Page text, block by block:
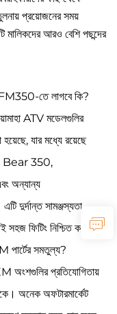
প্রয়োজনের সময়
আরও বেশি পছন্দের
YFM350-তে লাগবে কি?
ATV মডেলগুলির
যার মধ্যে রয়েছে
350,
অন্যান্য
সামঞ্জস্যতা
সহজ ফিটিং নিশ্চিত করে।
পার্টের সমতুল্য?
অংশগুলির প্রতিযোগিতায়
অনেক অফটারমার্কেট